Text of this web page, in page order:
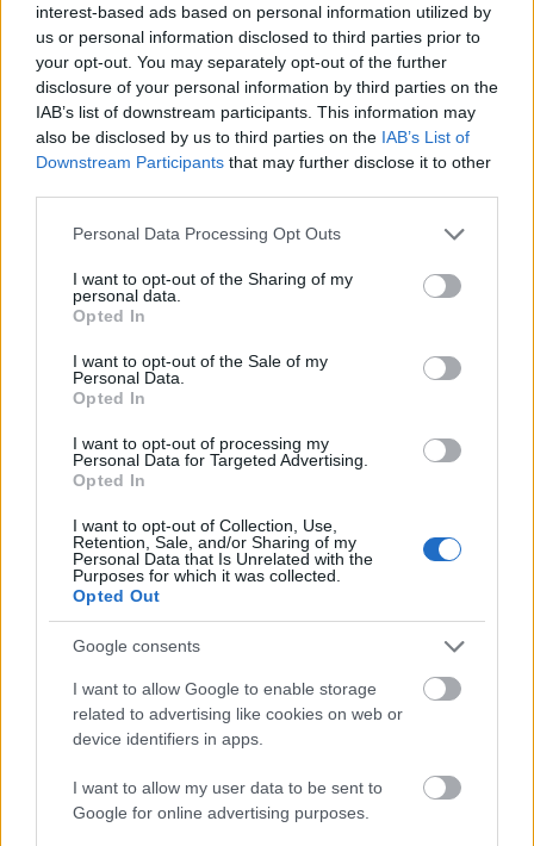
interest-based ads based on personal information utilized by
us or personal information disclosed to third parties prior to
your opt-out. You may separately opt-out of the further
disclosure of your personal information by third parties on the
IAB’s list of downstream participants. This information may
also be disclosed by us to third parties on the IAB’s List of
Downstream Participants that may further disclose it to other
Please note that this website/app uses one or more Google
not limited to your visit or usage behaviour. You may click to
grant or deny consent to Google and its third-party tags to
use your data for below specified purposes in below Google
consent section.
Personal Data Processing Opt Outs
I want to opt-out of the Sharing of my
personal data.
Opted In
I want to opt-out of the Sale of my
Personal Data.
Opted In
I want to opt-out of processing my
Personal Data for Targeted Advertising.
Opted In
I want to opt-out of Collection, Use,
Retention, Sale, and/or Sharing of my
Personal Data that Is Unrelated with the
Purposes for which it was collected.
Opted Out
Google consents
I want to allow Google to enable storage
related to advertising like cookies on web or
device identifiers in apps.
I want to allow my user data to be sent to
Google for online advertising purposes.
Στόχος η δημιουργία κοινωνικής
αξίας
Η ανακαίνιση του Αμφιθεάτρου του Χωρέμειου
εντάσσεται στη συνολική στρατηγική της Alpha
Bank για τη δημιουργία διαρκούς κοινωνικής αξίας,
με έμφαση στην υγεία, την εκπαίδευση και την
Ιδιαίτερα στον τομέα της δημόσιας υγείας, η
Alpha Bank στηρίζει σταθερά νοσοκομεία και
δομές φροντίδας σε ολόκληρη τη χώρα, μέσω
στοχευμένων δωρεών ιατρικού εξοπλισμού και
φαρμάκων.
Μέχρι σήμερα, έχουν ενισχυθεί
σε όλη
την Ελλάδα με 421.839 τεμάχια ιατρικών
μηχανημάτων και ιατροφαρμακευτικού
εξοπλισμού. Οι δομές εξοπλίζονται με βάση τις
καταγεγραμμένες τους ανάγκες, συμβάλλοντας
με αυτόν τον τρόπο στην αναβάθμιση των
παρεχόμενων υπηρεσιών, στη βελτίωση των